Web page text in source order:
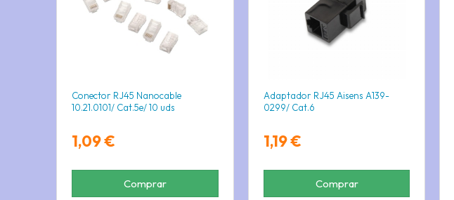
Conector RJ45 Nanocable
10.21.0101/ Cat.5e/ 10 uds
1,09 €
Comprar
Adaptador RJ45 Aisens A139-
0299/ Cat.6
1,19 €
Comprar